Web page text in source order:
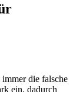
ohne
die falsche
ein, dadurch